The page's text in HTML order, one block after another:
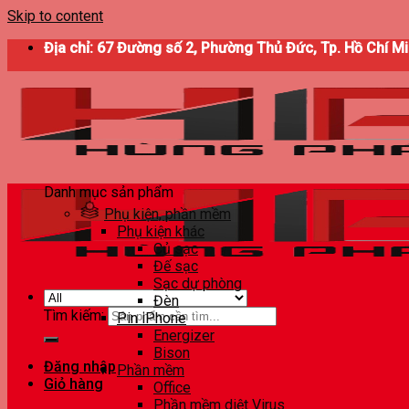
Skip to content
Địa chỉ: 67 Đường số 2, Phường Thủ Đức, Tp. Hồ Chí
Tìm kiếm:
Đăng nhập
Giỏ hàng
Danh mục sản phẩm
Phụ kiện, phần mềm
Phụ kiện khác
Củ sạc
Đế sạc
Sạc dự phòng
Đèn
Pin iPhone
Energizer
Bison
Phần mềm
Office
Phần mềm diệt Virus